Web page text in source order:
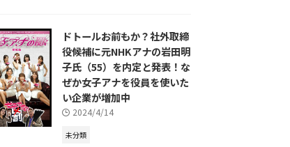
ドトールお前もか？社外取締
役候補に元NHKアナの岩田明
子氏（55）を内定と発表！な
ぜか女子アナを役員を使いた
い企業が増加中
2024/4/14
未分類